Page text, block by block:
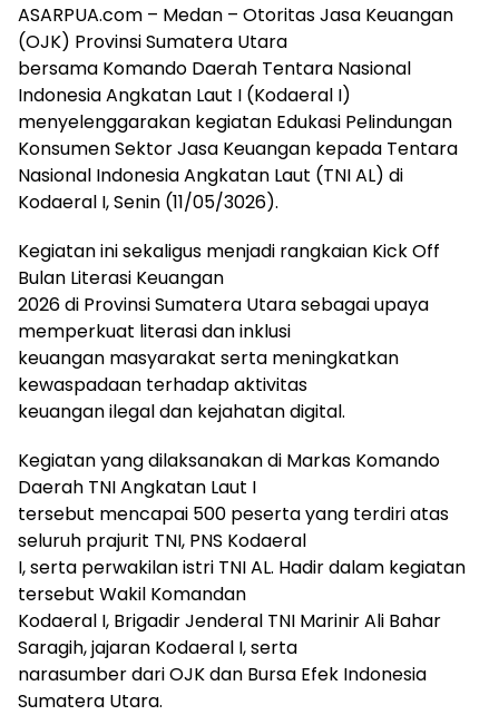
ASARPUA.com – Medan – Otoritas Jasa Keuangan
(OJK) Provinsi Sumatera Utara
bersama Komando Daerah Tentara Nasional
Indonesia Angkatan Laut I (Kodaeral I)
menyelenggarakan kegiatan Edukasi Pelindungan
Konsumen Sektor Jasa Keuangan kepada Tentara
Nasional Indonesia Angkatan Laut (TNI AL) di
Kodaeral I, Senin (11/05/3026).
Kegiatan ini sekaligus menjadi rangkaian Kick Off
Bulan Literasi Keuangan
2026 di Provinsi Sumatera Utara sebagai upaya
memperkuat literasi dan inklusi
keuangan masyarakat serta meningkatkan
kewaspadaan terhadap aktivitas
keuangan ilegal dan kejahatan digital.
Kegiatan yang dilaksanakan di Markas Komando
Daerah TNI Angkatan Laut I
tersebut mencapai 500 peserta yang terdiri atas
seluruh prajurit TNI, PNS Kodaeral
I, serta perwakilan istri TNI AL. Hadir dalam kegiatan
tersebut Wakil Komandan
Kodaeral I, Brigadir Jenderal TNI Marinir Ali Bahar
Saragih, jajaran Kodaeral I, serta
narasumber dari OJK dan Bursa Efek Indonesia
Sumatera Utara.